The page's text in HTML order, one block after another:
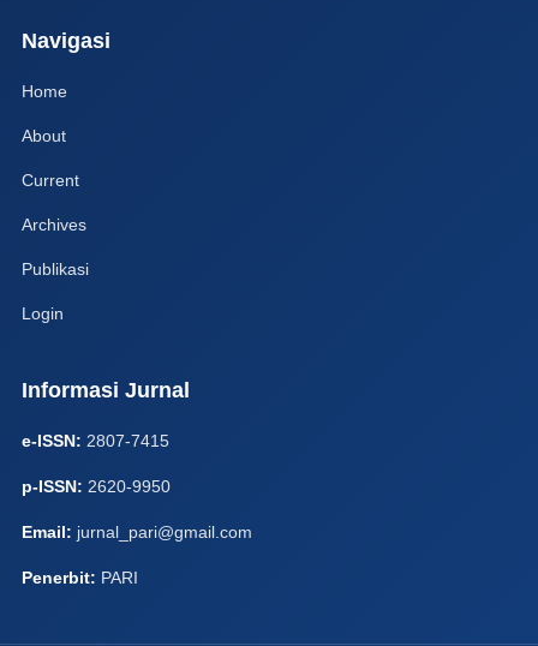
Navigasi
Home
About
Current
Archives
Publikasi
Login
Informasi Jurnal
e-ISSN: 2807-7415
p-ISSN: 2620-9950
Email: jurnal_pari@gmail.com
Penerbit: PARI